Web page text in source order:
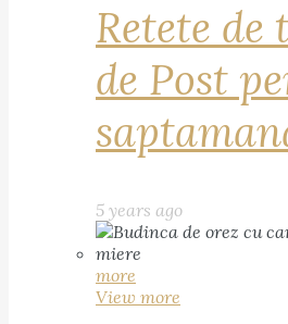
Retete de
de Post
5 years ago
more
View more